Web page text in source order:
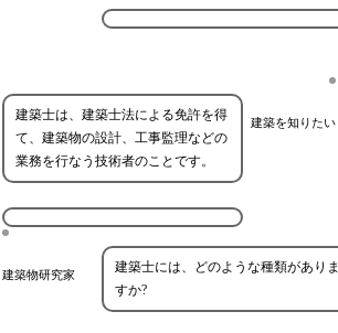
建築を知りたい
建築士は、建築士法による免許を得
て、建築物の設計、工事監理などの
業務を行なう技術者のことです。
建築物研究家
建築士には、どのような種類がありま
すか?